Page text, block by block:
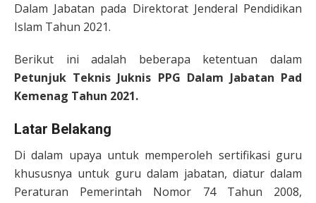
Dalam Jabatan pada Direktorat Jenderal Pendidikan
Islam Tahun 2021.
Berikut ini adalah beberapa ketentuan dalam
Petunjuk Teknis Juknis PPG Dalam Jabatan Pad
Kemenag Tahun 2021.
Latar Belakang
Di dalam upaya untuk memperoleh sertifikasi guru
khususnya untuk guru dalam jabatan, diatur dalam
Peraturan Pemerintah Nomor 74 Tahun 2008,